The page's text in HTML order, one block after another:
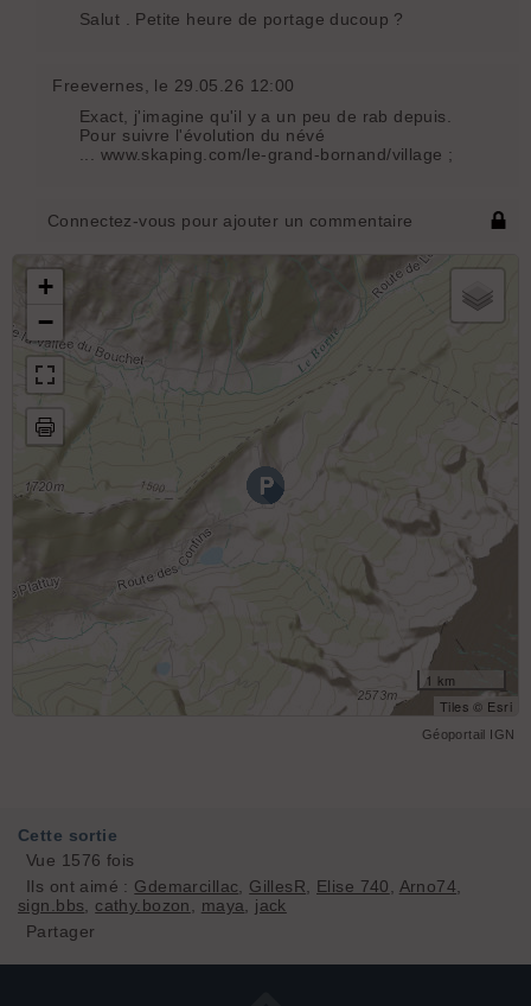
Salut . Petite heure de portage ducoup ?
Freevernes
, le 29.05.26 12:00
Exact, j'imagine qu'il y a un peu de rab depuis.
Pour suivre l'évolution du névé
... www.skaping.com/le-grand-bornand/village ;
Connectez-vous pour ajouter un commentaire
+
−
1 km
Tiles © Esri
Géoportail IGN
Cette sortie
Vue 1576 fois
Ils ont aimé : Gdemarcillac GillesR Elise 740 Arno74
sign.bbs
cathy.bozon maya
jack
Partager